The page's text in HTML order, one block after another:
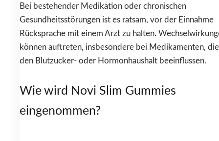
Bei bestehender Medikation oder chronischen
Gesundheitsstörungen ist es ratsam, vor der Einnahme
Rücksprache mit einem Arzt zu halten.
können auftreten, insbesondere bei Medikamenten, die
den Blutzucker- oder Hormonhaushalt beeinflussen.
Wie wird Novi Slim Gummies
eingenommen?